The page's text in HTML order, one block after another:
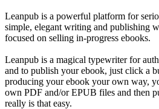
Leanpub is a powerful platform for
simple, elegant writing and publishing
focused on selling in-progress ebooks.
Leanpub is a magical typewriter for
and to publish your ebook, just click a
producing your ebook your own way,
own PDF and/or EPUB files and then
really is that easy.